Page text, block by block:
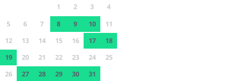
1 2 3
4
5
6 7 8 9 10
11
12
13 14 15 16 17
18
19
20 21 22 23 24
25
26
27 28 29 30 31